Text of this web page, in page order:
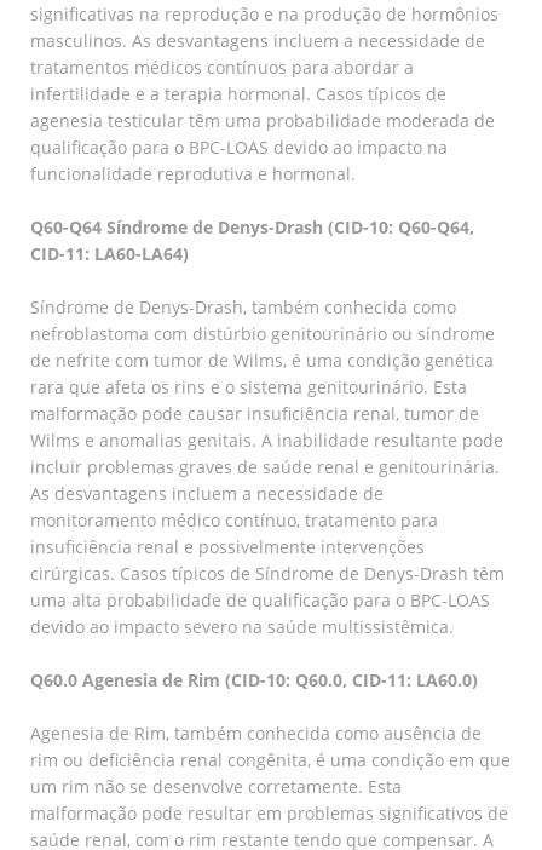
significativas na reprodução e na produção de hormônios
masculinos. As desvantagens incluem a necessidade de
tratamentos médicos contínuos para abordar a
infertilidade e a terapia hormonal. Casos típicos de
agenesia testicular têm uma probabilidade moderada de
qualificação para o BPC-LOAS devido ao impacto na
funcionalidade reprodutiva e hormonal.
Q60-Q64 Síndrome de Denys-Drash (CID-10: Q60-Q64,
CID-11: LA60-LA64)
Síndrome de Denys-Drash, também conhecida como
nefroblastoma com distúrbio genitourinário ou síndrome
de nefrite com tumor de Wilms, é uma condição genética
rara que afeta os rins e o sistema genitourinário. Esta
malformação pode causar insuficiência renal, tumor de
Wilms e anomalias genitais. A inabilidade resultante pode
incluir problemas graves de saúde renal e genitourinária.
As desvantagens incluem a necessidade de
monitoramento médico contínuo, tratamento para
insuficiência renal e possivelmente intervenções
cirúrgicas. Casos típicos de Síndrome de Denys-Drash têm
uma alta probabilidade de qualificação para o BPC-LOAS
devido ao impacto severo na saúde multissistêmica.
Q60.0 Agenesia de Rim (CID-10: Q60.0, CID-11: LA60.0)
Agenesia de Rim, também conhecida como ausência de
rim ou deficiência renal congênita, é uma condição em que
um rim não se desenvolve corretamente. Esta
malformação pode resultar em problemas significativos de
saúde renal, com o rim restante tendo que compensar. A